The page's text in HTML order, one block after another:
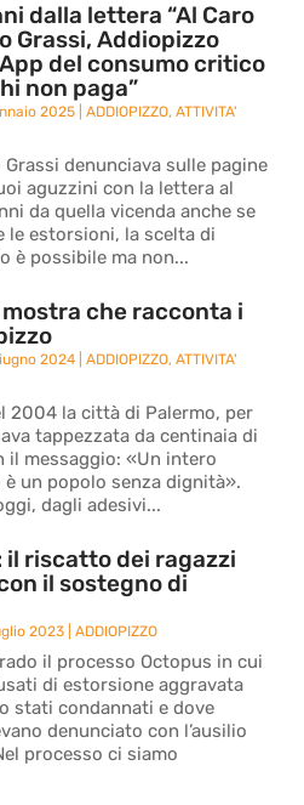
dalla lettera “Al Caro
Grassi, Addiopizzo
del consumo critico
non paga”
2025 |ADDIOPIZZO,ATTIVITA'
Grassi denunciava sulle pagine
aguzzini con la lettera al
da quella vicenda anche se
le estorsioni, la scelta di
è possibile ma non...
mostra che racconta i
2024 |ADDIOPIZZO,ATTIVITA'
2004 la città di Palermo, per
tappezzata da centinaia di
messaggio: «Un intero
un popolo senza dignità».
dagli adesivi...
il riscatto dei ragazzi
il sostegno di
2023 |ADDIOPIZZO
il processo Octopus in cui
di estorsione aggravata
stati condannati e dove
denunciato con l’ausilio
processo ci siamo